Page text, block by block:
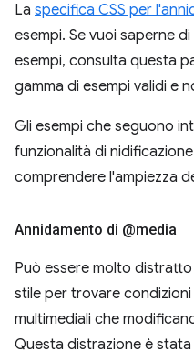
La specifica CSS per
esempi. Se vuoi saperne
esempi, consulta questa
gamma di esempi validi e
Gli esempi che seguono
funzionalità di
comprendere l'ampiezza
Annidamento di @media
Può essere molto
stile per trovare
multimediali che
Questa distrazione è